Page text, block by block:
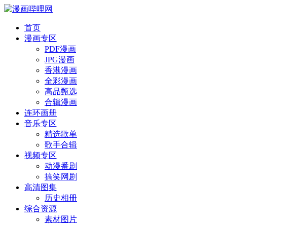
首页
漫画专区
PDF漫画
JPG漫画
香港漫画
全彩漫画
高品甄选
合辑漫画
连环画册
音乐专区
精选歌单
歌手合辑
视频专区
动漫番剧
搞笑网剧
高清图集
历史相册
综合资源
素材图片